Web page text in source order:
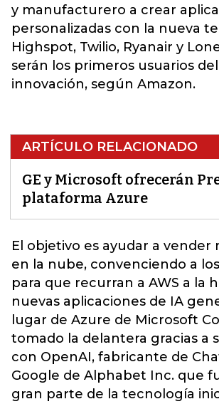
y manufacturero a crear
personalizadas con la nueva
Highspot, Twilio, Ryanair y
serán los primeros usuarios
innovación, según Amazon.
ARTÍCULO RELACIONADO
GE y Microsoft ofrecerán
plataforma Azure
El objetivo es ayudar a vender
en la nube, convenciendo a
para que recurran a AWS a la
nuevas aplicaciones de IA
lugar de Azure de Microsoft
tomado la delantera gracias a
con OpenAI, fabricante de
Google de Alphabet Inc. que
gran parte de la tecnología